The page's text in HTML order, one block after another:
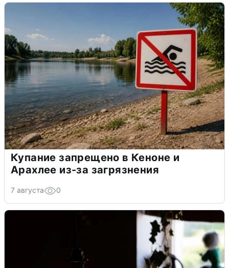
Купание запрещено в Кеноне и
Арахлее из-за загрязнения
7 августа 0